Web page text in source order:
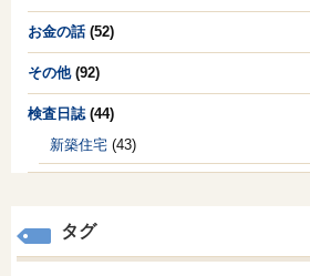
お金の話(52)
その他(92)
検査日誌 (44)
新築住宅 (43)
タグ